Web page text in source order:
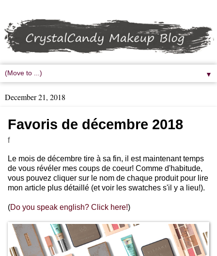
▼
December 21, 2018
Favoris de décembre 2018
f
Le mois de décembre tire à sa fin, il est maintenant temps
de vous révéler mes coups de coeur! Comme d'habitude,
vous pouvez cliquer sur le nom de chaque produit pour lire
mon article plus détaillé (et voir les swatches s'il y a lieu!).
(Do you speak english? Click here!)